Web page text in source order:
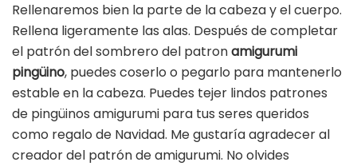
Rellenaremos bien la parte de la cabeza y el cuerpo.
Rellena ligeramente las alas. Después de completar
el patrón del sombrero del patronamigurumi
pingüino, puedes coserlo o pegarlo para mantenerlo
estable en la cabeza. Puedes tejer lindos patrones
de pingüinos amigurumi para tus seres queridos
como regalo de Navidad. Me gustaría agradecer al
creador del patrón de amigurumi. No olvides